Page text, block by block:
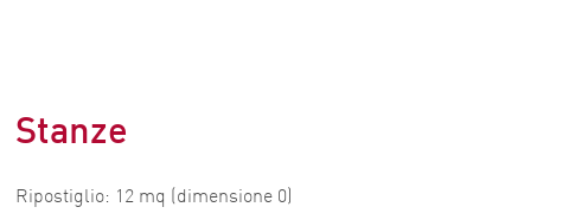
Stanze
Ripostiglio: 12 mq (dimensione 0)